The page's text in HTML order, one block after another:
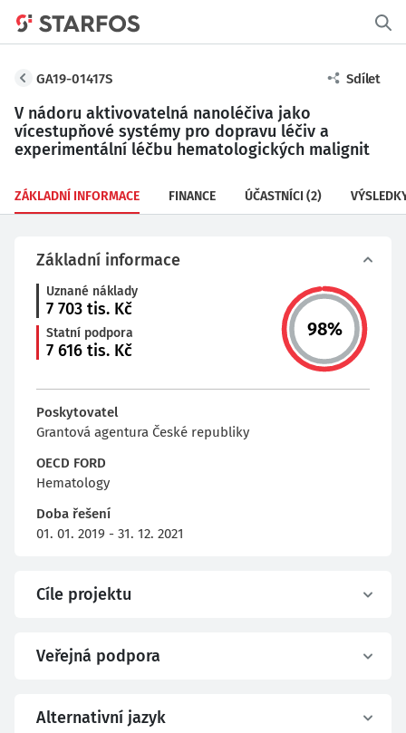
GA19-01417S Sdílet
V nádoru aktivovatelná nanoléčiva jako
vícestupňové systémy pro dopravu léčiv a
experimentální léčbu hematologických malignit
ZÁKLADNÍ INFORMACE FINANCE ÚČASTNÍCI (2)
Základní informace
Uznané náklady
7 703 tis. Kč
Statní podpora
7 616 tis. Kč
98%
Poskytovatel
Grantová agentura České republiky
OECD FORD
Hematology
Doba řešení
01. 01. 2019 - 31. 12. 2021
Cíle projektu
Veřejná podpora
Alternativní jazyk